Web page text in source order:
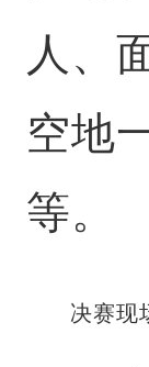
人、
空地
等。
决赛现